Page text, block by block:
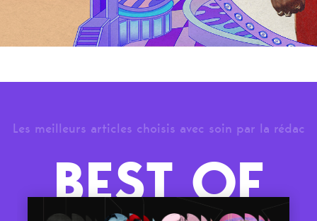
Les meilleurs articles choisis avec soin par la rédac
BEST OF